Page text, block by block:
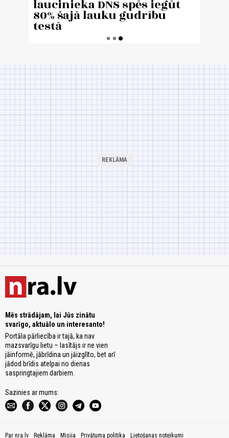
Mēs strādājam, lai Jūs zinātu
svarīgo, aktuālo un interesanto!
Portāla pārliecība ir tajā, ka nav
mazsvarīgu lietu – lasītājs ir ne vien
jāinformē, jābrīdina un jāizglīto, bet arī
jādod brīdis atelpai no dienas
saspringtajiem darbiem.
Sazinies ar mums:
Par nra.lv Reklāma Misija Privātuma politika Lietošanas noteikumi